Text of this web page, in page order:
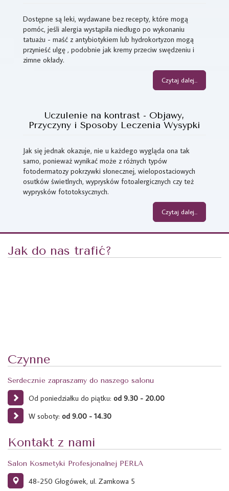
Dostępne są leki, wydawane bez recepty, które mogą
pomóc, jeśli alergia wystąpiła niedługo po wykonaniu
tatuażu - maść z antybiotykiem lub hydrokortyzon mogą
przynieść ulgę , podobnie jak kremy przeciw swędzeniu i
zimne okłady.
Czytaj dalej...
Uczulenie na kontrast - Objawy,
Przyczyny i Sposoby Leczenia Wysypki
Jak się jednak okazuje, nie u każdego wygląda ona tak
samo, ponieważ wynikać może z różnych typów
fotodermatozy pokrzywki słonecznej, wielopostaciowych
osutków świetlnych, wyprysków fotoalergicznych czy też
wyprysków fototoksycznych.
Czytaj dalej...
Jak do nas trafić?
Czynne
Serdecznie zapraszamy do naszego salonu
Od poniedziałku do piątku: od 9.30 - 20.00
W soboty: od 9.00 - 14.30
Kontakt z nami
Salon Kosmetyki Profesjonalnej PERŁA
48-250 Głogówek, ul. Zamkowa 5